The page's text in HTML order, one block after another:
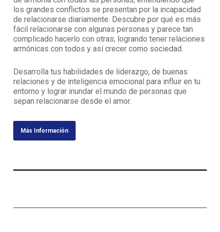
los grandes conflictos se presentan por la incapacidad
de relacionarse diariamente. Descubre por qué es más
fácil relacionarse con algunas personas y parece tan
complicado hacerlo con otras; logrando tener relaciones
armónicas con todos y así crecer como sociedad.
Desarrolla tus habilidades de liderazgo, de buenas
relaciones y de inteligencia emocional para influir en tu
entorno y lograr inundar el mundo de personas que
sepan relacionarse desde el amor.
Más Información